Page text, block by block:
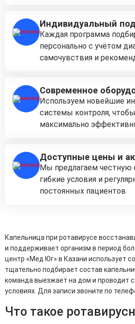
Индивидуальный
Каждая программа
персонально с учётом
самочувствия и
Современное
Используем новейшие
системы контроля,
максимально
Доступные цены и
Мы предлагаем честную
гибкие условия и
постоянных пациентов
Капельница при ротавирусе
и поддерживает организм в период
центр «Мед Юг» в Казани использует
тщательно подбирает состав
команда выезжает на дом и проводит
условиях. Для записи звоните по
Что такое